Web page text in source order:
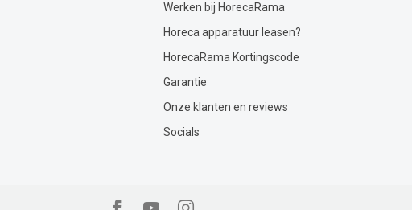
Werken bij HorecaRama
Horeca apparatuur leasen?
HorecaRama Kortingscode
Garantie
Onze klanten en reviews
Socials